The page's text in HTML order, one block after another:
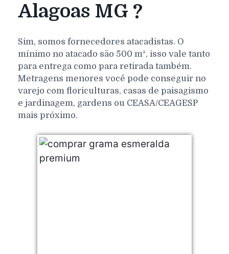
Alagoas MG ?
Sim, somos fornecedores atacadistas. O
mínimo no atacado são 500 m², isso vale tanto
para entrega como para retirada também.
Metragens menores você pode conseguir no
varejo com floriculturas, casas de paisagismo
e jardinagem, gardens ou CEASA/CEAGESP
mais próximo.